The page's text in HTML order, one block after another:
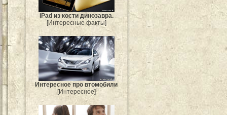
iPad из кости динозавра.
[Интересные факты]
Интересное про втомобили
[Интересное]